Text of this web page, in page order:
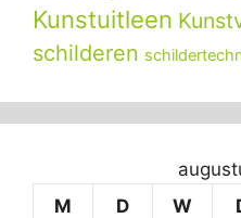
Kunstuitleen
schilderen
M
D W